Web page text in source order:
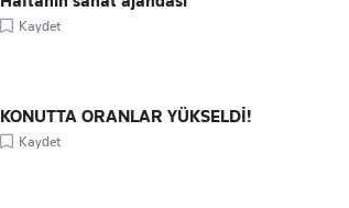
Kaydet
KONUTTA ORANLAR YÜKSELDİ!
Kaydet